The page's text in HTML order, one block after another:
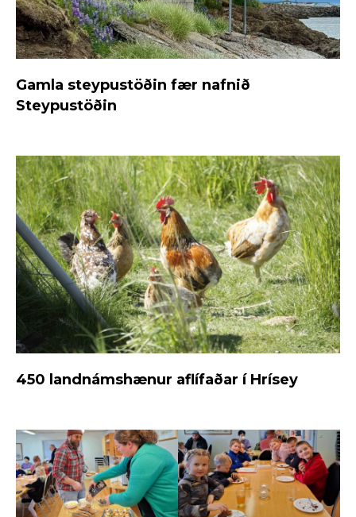
Gamla steypustöðin fær nafnið
Steypustöðin
450 landnámshænur aflífaðar í Hrísey